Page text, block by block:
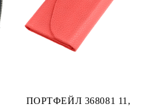
ПОРТФЕЙЛ 368081 11,